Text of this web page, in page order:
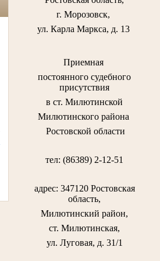
г. Морозовск,
ул. Карла Маркса, д. 13
Приемная
постоянного судебного
присутствия
в ст. Милютинской
Милютинского района
Ростовской области
тел: (86389) 2-12-51
адрес: 347120 Ростовская
область,
Милютинский район,
ст. Милютинская,
ул. Луговая, д. 31/1